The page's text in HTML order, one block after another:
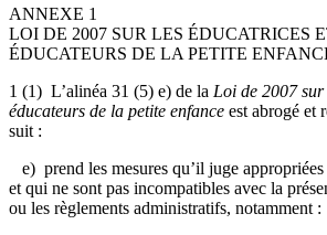
ANNEXE 1
LOI DE 2007 SUR LES ÉDUCATRICES
ÉDUCATEURS DE LA PETITE
1 (1) L’alinéa 31 (5) e) de la Loi de 2007 sur
éducateurs de la petite enfance est abrogé et
suit :
e) prend les mesures qu’il juge appropriées
et qui ne sont pas incompatibles avec la
ou les règlements administratifs, notamment :